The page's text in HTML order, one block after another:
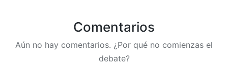
Comentarios
Aún no hay comentarios. ¿Por qué no comienzas el
debate?